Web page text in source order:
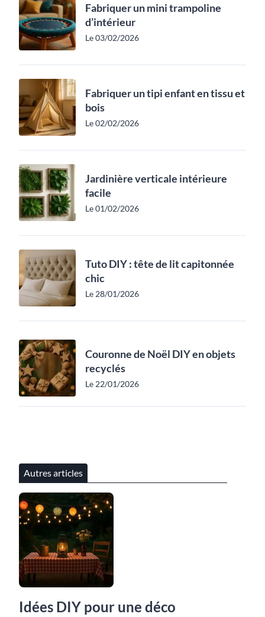
Fabriquer un mini trampoline
d’intérieur
Le 03/02/2026
Fabriquer un tipi enfant en tissu et
bois
Le 02/02/2026
Jardinière verticale intérieure
facile
Le 01/02/2026
Tuto DIY : tête de lit capitonnée
chic
Le 28/01/2026
Couronne de Noël DIY en objets
recyclés
Le 22/01/2026
Autres articles
Idées DIY pour une déco